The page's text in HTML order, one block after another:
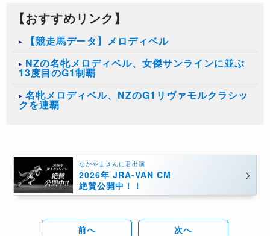
【おすすめリンク】
【競走馬データ】メロディベル
NZの名牝メロディベル、女傑サンラインに並ぶ
13度目のG1制覇
名牝メロディベル、NZのG1リヴァモルクラシッ
クを連覇
なかやまきんに君出演
2026年 JRA-VAN CM
絶賛公開中！！
前へ 次へ